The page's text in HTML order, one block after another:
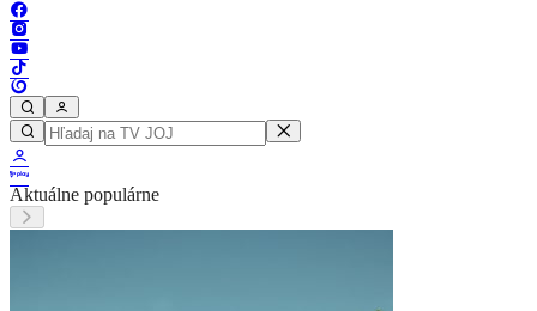
Aktuálne populárne